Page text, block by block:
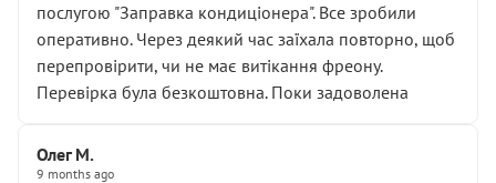
послугою "Заправка кондиціонера". Все зробили
оперативно. Через деякий час заїхала повторно, щоб
перепровірити, чи не має витікання фреону.
Перевірка була безкоштовна. Поки задоволена
Олег М.
9 months ago